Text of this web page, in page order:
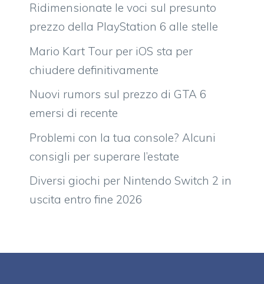
Ridimensionate le voci sul presunto
prezzo della PlayStation 6 alle stelle
Mario Kart Tour per iOS sta per
chiudere definitivamente
Nuovi rumors sul prezzo di GTA 6
emersi di recente
Problemi con la tua console? Alcuni
consigli per superare l’estate
Diversi giochi per Nintendo Switch 2 in
uscita entro fine 2026